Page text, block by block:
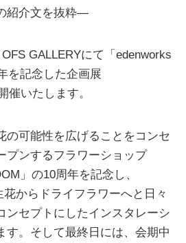
紹介文を抜粋—
GALLERYにて「edenworks
を記念した企画展
催いたします。
の可能性を広げることをコンセ
プンするフラワーショップ
」の10周年を記念し、
からドライフラワーへと日々
ンセプトにしたインスタレーシ
す。そして最終日には、会期中